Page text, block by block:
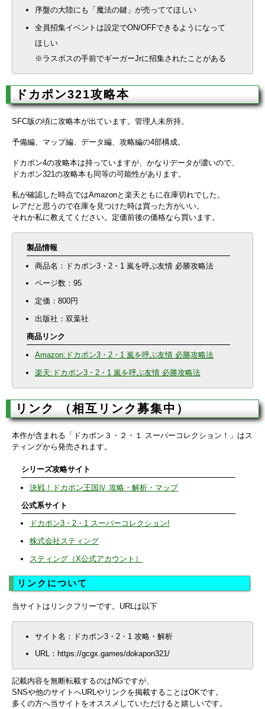
序盤の大陸にも「魔法の鍵」が売っててほしい
全員招集イベントは設定でON/OFFできるようになって
ほしい
※ラスボスの手前でギーガーJrに招集されたことがある
ドカポン321攻略本
SFC版の頃に攻略本が出ています。管理人未所持。
予備編、マップ編、データ編、攻略編の4部構成。
ドカポン4の攻略本は持っていますが、かなりデータが濃いので、
ドカポン321の攻略本も同等の可能性があります。
私が確認した時点ではAmazonと楽天ともに在庫切れでした。
レアだと思うので在庫を見つけた時は買った方がいい。
それか私に教えてください。定価前後の価格なら買います。
製品情報
商品名：ドカポン3・2・1 嵐を呼ぶ友情 必勝攻略法
ページ数：95
定価：800円
出版社：双葉社
商品リンク
Amazon:ドカポン3・2・1 嵐を呼ぶ友情 必勝攻略法
楽天:ドカポン3・2・1 嵐を呼ぶ友情 必勝攻略法
リンク （相互リンク募集中）
本作が含まれる「ドカポン３・２・１ スーパーコレクション！」はス
ティングから発売されます。
シリーズ攻略サイト
決戦！ドカポン王国Ⅳ 攻略・解析・マップ
公式系サイト
ドカポン3・2・1 スーパーコレクション!
株式会社スティング
スティング（X公式アカウント）
リンクについて
当サイトはリンクフリーです。URLは以下
サイト名：ドカポン3・2・1 攻略・解析
URL：https://gcgx.games/dokapon321/
記載内容を無断転載するのはNGですが、
SNSや他のサイトへURLやリンクを掲載することはOKです。
多くの方へ当サイトをオススメしていただけると嬉しいです。